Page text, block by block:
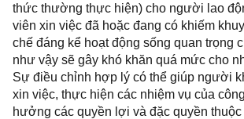
thức thường thực hiện) cho người lao
viên xin việc đã hoặc đang có khiếm
chế đáng kể hoạt động sống quan trọng
như vậy sẽ gây khó khăn quá mức cho
Sự điều chỉnh hợp lý có thể giúp người
xin việc, thực hiện các nhiệm vụ của
hưởng các quyền lợi và đặc quyền thuộc